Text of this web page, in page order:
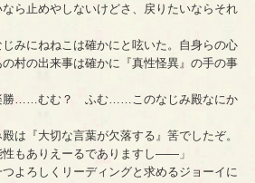
ら止めやしないけどさ、戻りたいならそれ
みにねねこは確かにと呟いた。自身らの心
村の出来事は確かに『真性怪異』の手の事
楽勝……むむ？ ふむ……このなじみ殿なにか
は『大切な言葉が欠落する』筈でしたぞ。
もありえーるでありますし――」
よろしくリーディングと求めるジョーイに